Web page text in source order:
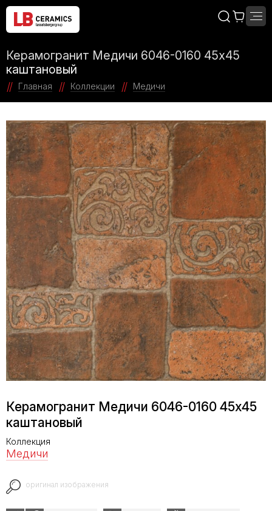
Керамогранит Медичи 6046-0160 45x45
каштановый
Главная Коллекции Медичи
Керамогранит Медичи 6046-0160 45x45
каштановый
Коллекция
Медичи
оригинал изображения